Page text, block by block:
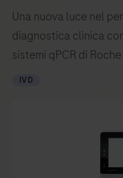
Una nuova luce nel
diagnostica clinica
sistemi qPCR di Roche
IVD